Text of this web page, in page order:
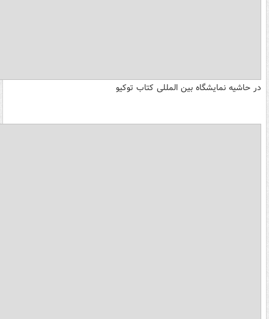
در حاشیه نمایشگاه بین المللی کتاب توکیو